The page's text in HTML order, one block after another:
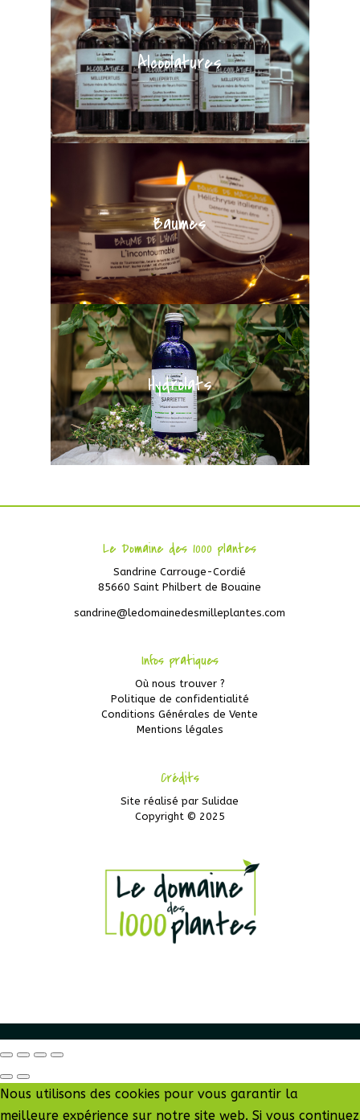
Alcoolatures
Baumes
Hydrolats
Le Domaine des 1000 plantes
Sandrine Carrouge-Cordié
85660 Saint Philbert de Bouaine
sandrine@ledomainedesmilleplantes.com
Infos pratiques
Où nous trouver ?
Politique de confidentialité
Conditions Générales de Vente
Mentions légales
Crédits
Site réalisé parSulidae
Copyright © 2025
Nous utilisons des cookies pour vous garantir la
meilleure expérience sur notre site web. Si vous continuez